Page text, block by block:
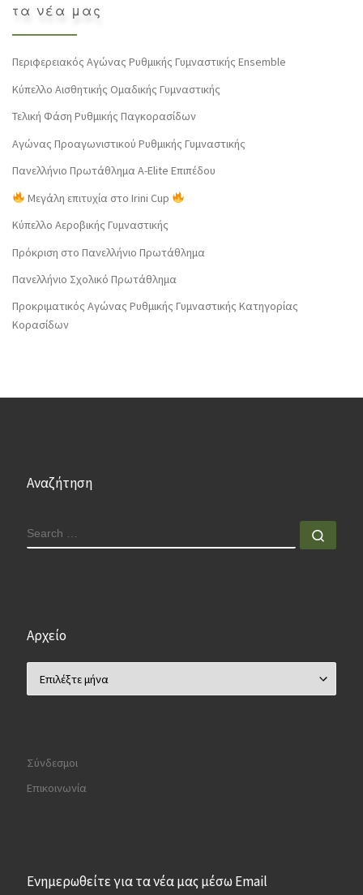
τα νέα μας
Περιφερειακός Αγώνας Ρυθμικής Γυμναστικής Ensemble
Κύπελλο Αισθητικής Ομαδικής Γυμναστικής
Τελική Φάση Ρυθμικής Παγκορασίδων
Αγώνας Προαγωνιστικού Ρυθμικής Γυμναστικής
Πανελλήνιο Πρωτάθλημα Α-Elite Επιπέδου
Μεγάλη επιτυχία στο Irini Cup
Κύπελλο Αεροβικής Γυμναστικής
Πρόκριση στο Πανελλήνιο Πρωτάθλημα
Πανελλήνιο Σχολικό Πρωτάθλημα
Προκριματικός Αγώνας Ρυθμικής Γυμναστικής Κατηγορίας
Κορασίδων
Αναζήτηση
SEARCH
Αρχείο
Σύνδεσμοι
Επικοινωνία
Ενημερωθείτε για τα νέα μας μέσω Email